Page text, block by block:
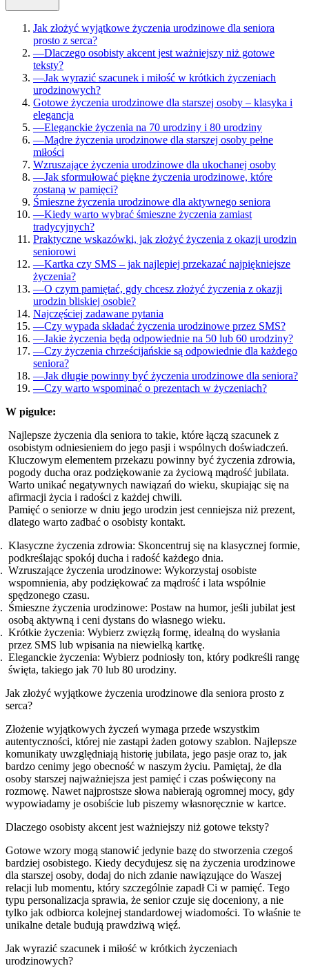
Jak złożyć wyjątkowe życzenia urodzinowe dla seniora
prosto z serca?
—Dlaczego osobisty akcent jest ważniejszy niż gotowe
teksty?
—Jak wyrazić szacunek i miłość w krótkich życzeniach
urodzinowych?
Gotowe życzenia urodzinowe dla starszej osoby – klasyka i
elegancja
—Eleganckie życzenia na 70 urodziny i 80 urodziny
—Mądre życzenia urodzinowe dla starszej osoby pełne
miłości
Wzruszające życzenia urodzinowe dla ukochanej osoby
—Jak sformułować piękne życzenia urodzinowe, które
zostaną w pamięci?
Śmieszne życzenia urodzinowe dla aktywnego seniora
—Kiedy warto wybrać śmieszne życzenia zamiast
tradycyjnych?
Praktyczne wskazówki, jak złożyć życzenia z okazji urodzin
seniorowi
—Kartka czy SMS – jak najlepiej przekazać najpiękniejsze
życzenia?
—O czym pamiętać, gdy chcesz złożyć życzenia z okazji
urodzin bliskiej osobie?
Najczęściej zadawane pytania
—Czy wypada składać życzenia urodzinowe przez SMS?
—Jakie życzenia będą odpowiednie na 50 lub 60 urodziny?
—Czy życzenia chrześcijańskie są odpowiednie dla każdego
seniora?
—Jak długie powinny być życzenia urodzinowe dla seniora?
—Czy warto wspominać o prezentach w życzeniach?
W pigułce:
Najlepsze życzenia dla seniora to takie, które łączą szacunek z
osobistym odniesieniem do jego pasji i wspólnych doświadczeń.
Kluczowym elementem przekazu powinny być życzenia zdrowia,
pogody ducha oraz podziękowanie za życiową mądrość jubilata.
Warto unikać negatywnych nawiązań do wieku, skupiając się na
afirmacji życia i radości z każdej chwili.
Pamięć o seniorze w dniu jego urodzin jest cenniejsza niż prezent,
dlatego warto zadbać o osobisty kontakt.
Klasyczne życzenia zdrowia: Skoncentruj się na klasycznej formie,
podkreślając spokój ducha i radość każdego dnia.
Wzruszające życzenia urodzinowe: Wykorzystaj osobiste
wspomnienia, aby podziękować za mądrość i lata wspólnie
spędzonego czasu.
Śmieszne życzenia urodzinowe: Postaw na humor, jeśli jubilat jest
osobą aktywną i ceni dystans do własnego wieku.
Krótkie życzenia: Wybierz zwięzłą formę, idealną do wysłania
przez SMS lub wpisania na niewielką kartkę.
Eleganckie życzenia: Wybierz podniosły ton, który podkreśli rangę
święta, takiego jak 70 lub 80 urodziny.
Jak złożyć wyjątkowe życzenia urodzinowe dla seniora prosto z
serca?
Złożenie wyjątkowych życzeń wymaga przede wszystkim
autentyczności, której nie zastąpi żaden gotowy szablon. Najlepsze
komunikaty uwzględniają historię jubilata, jego pasje oraz to, jak
bardzo cenimy jego obecność w naszym życiu. Pamiętaj, że dla
osoby starszej najważniejsza jest pamięć i czas poświęcony na
rozmowę. Nawet najprostsze słowa nabierają ogromnej mocy, gdy
wypowiadamy je osobiście lub piszemy własnoręcznie w kartce.
Dlaczego osobisty akcent jest ważniejszy niż gotowe teksty?
Gotowe wzory mogą stanowić jedynie bazę do stworzenia czegoś
bardziej osobistego. Kiedy decydujesz się na życzenia urodzinowe
dla starszej osoby, dodaj do nich zdanie nawiązujące do Waszej
relacji lub momentu, który szczególnie zapadł Ci w pamięć. Tego
typu personalizacja sprawia, że senior czuje się doceniony, a nie
tylko jak odbiorca kolejnej standardowej wiadomości. To właśnie te
unikalne detale budują prawdziwą więź.
Jak wyrazić szacunek i miłość w krótkich życzeniach
urodzinowych?